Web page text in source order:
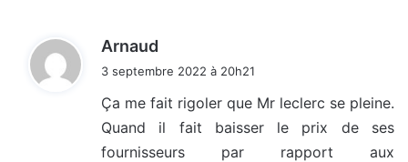
Arnaud
:
3 septembre 2022 à 20h21
Ça me fait rigoler que Mr leclerc se pleine.
Quand il fait baisser le prix de ses
fournisseurs par rapport aux